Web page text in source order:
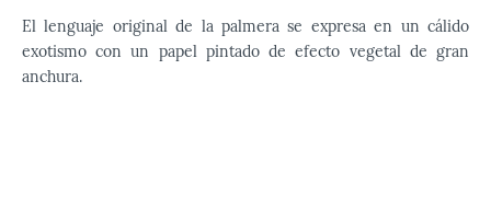
El lenguaje original de la palmera se expresa en un cálido
exotismo con un papel pintado de efecto vegetal de gran
anchura.